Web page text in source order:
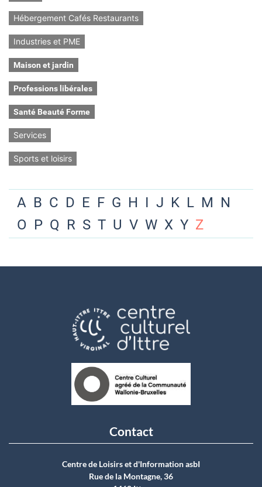
Hébergement Cafés Restaurants
Industries et PME
Maison et jardin
Professions libérales
Santé Beauté Forme
Services
Sports et loisirs
A B C D E F G H I J K L M N
O P Q R S T U V W X Y Z
Contact
Centre de Loisirs et d'Information asbI
Rue de la Montagne, 36